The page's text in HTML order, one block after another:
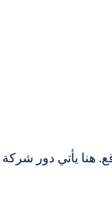
هنا يأتي دور